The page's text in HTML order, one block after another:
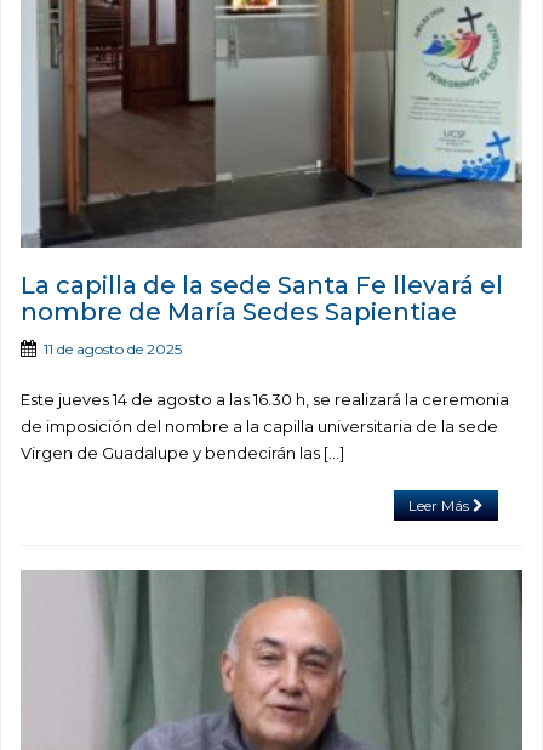
La capilla de la sede Santa Fe llevará el
nombre de María Sedes Sapientiae
11 de agosto de 2025
Este jueves 14 de agosto a las 16.30 h, se realizará la ceremonia
de imposición del nombre a la capilla universitaria de la sede
Virgen de Guadalupe y bendecirán las […]
Leer Más